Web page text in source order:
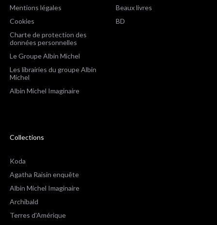
Mentions légales
Cookies
Charte de protection des
données personnelles
Le Groupe Albin Michel
Les librairies du groupe Albin
Michel
Albin Michel Imaginaire
Beaux livres
BD
Collections
Koda
Agatha Raisin enquête
Albin Michel Imaginaire
Archibald
Terres d'Amérique